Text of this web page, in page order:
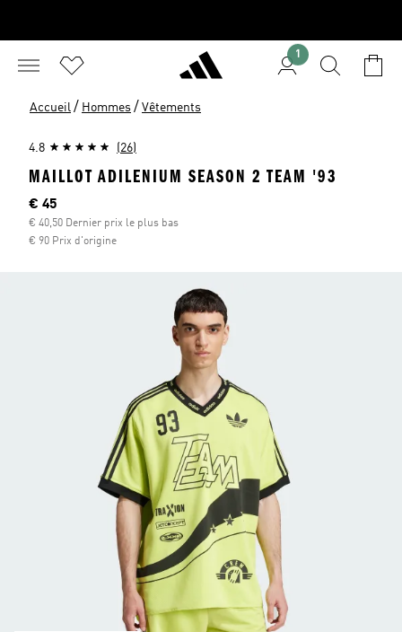
1
Accueil / Hommes / Vêtements
4.8 (26)
MAILLOT ADILENIUM SEASON 2 TEAM '93
Current price
€ 45
€ 40,50 Dernier prix le plus bas
€ 90 Prix d'origine